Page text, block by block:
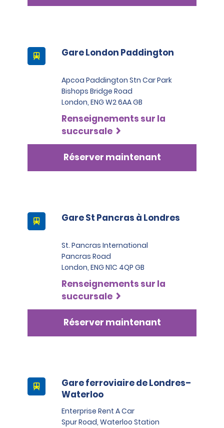
Gare London Paddington
Apcoa Paddington Stn Car Park
Bishops Bridge Road
London, ENG W2 6AA GB
Renseignements sur la
succursale
Réserver maintenant
Gare St Pancras à Londres
St. Pancras International
Pancras Road
London, ENG N1C 4QP GB
Renseignements sur la
succursale
Réserver maintenant
Gare ferroviaire de Londres–
Waterloo
Enterprise Rent A Car
Spur Road, Waterloo Station